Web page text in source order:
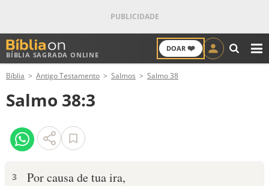
BÍBLIA SAGRADA ONLINE
DOAR ❤️
ANTIGO TESTAMENTO
NOVO TESTAMENTO
VERSÍCULOS
Bíblia Antigo Testamento Salmos Salmo 38
Salmo 38:3
3
Por causa de tua ira,